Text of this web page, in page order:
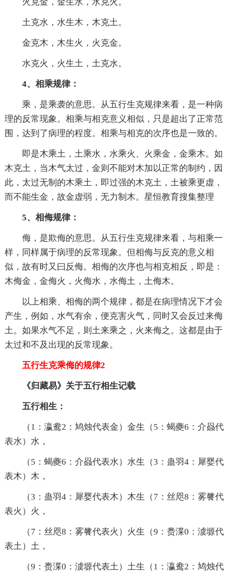
土克水，水生木，木克土。
金克木，木生火，火克金。
水克火，火生土，土克水。
4、相乘规律：
乘，是乘袭的意思。从五行生克规律来看，是一种病
理的反常现象。相乘与相克意义相似，只是超出了正常范
围，达到了病理的程度。相乘与相克的次序也是一致的。
即是木乘土，土乘水，水乘火、火乘金，金乘木。如
木克土，当木气太过，金则不能对木加以正常的制约，因
此，太过无制的木乘土，即过强的木克土，土被乘更虚，
而不能生金，故金虚弱，无力制木。星恒教育搜集整理
5、相侮规律：
侮，是欺侮的意思。从五行生克规律来看，与相乘一
样，同样属于病理的反常现象。但相侮与反克的意义相
似，故有时又曰反侮。相侮的次序也与相克相反，即是：
木侮金，金侮火，火侮水，水侮土，土侮木。
以上相乘、相侮的两个规律，都是在病理情况下才会
产生，例如，水气有余，便克害火气，同时又会反过来侮
土。如果水气不足，则土来乘之，火来侮之。这都是由于
太过和不及出现的反常现象。
五行生克乘侮的规律2
《归藏易》关于五行相生记载
五行相生：
（1：瀛鸯2：鸠烛代表金）金生（5：蝎夔6：介赑代
表水）水，
（5：蝎夔6：介赑代表水）水生（3：蛊羽4：犀婴代
表木）木，
（3：蛊羽4：犀婴代表木）木生（7：丝咫8：雾餮代
表火）火，
（7：丝咫8：雾餮代表火）火生（9：赉渫0：澞塬代
表土）土，
（9：赉渫0：澞塬代表土）土生（1：瀛鸯2：鸠烛代